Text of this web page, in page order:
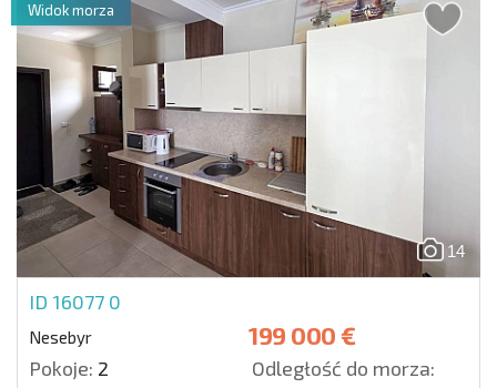
14
ID 16077 0
Nesebyr 199 000 €
Pokoje: 2
Odległość do morza:
Widok morza